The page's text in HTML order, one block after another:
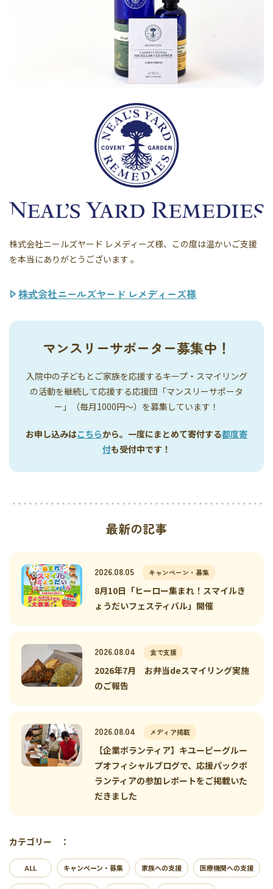
株式会社ニールズヤード レメディーズ様、この度は温かいご支援
を本当にありがとうございます 。
株式会社ニールズヤード レメディーズ様
マンスリーサポーター募集中！
入院中の子どもとご家族を応援するキープ・スマイリング
の活動を継続して応援する応援団「マンスリーサポータ
ー」（毎月1000円〜）を募集しています！
お申し込みはこちらから。一度にまとめて寄付する都度寄
付も受付中です！
最新の記事
2026.08.05 キャンペーン・募集
8月10日「ヒーロー集まれ！スマイルき
ょうだいフェスティバル」開催
2026.08.04 食で支援
2026年7月 お弁当deスマイリング実施
のご報告
2026.08.04 メディア掲載
【企業ボランティア】キユーピーグルー
プオフィシャルブログで、応援パックボ
ランティアの参加レポートをご掲載いた
だきました
カテゴリー ：
ALL キャンペーン・募集 家族への支援 医療機関への支援